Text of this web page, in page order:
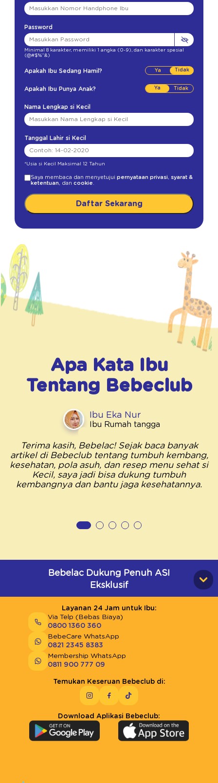
Password
Minimal 8 karakter, memiliki 1 angka (0-9) , dan karakter spesial
(@#$%^&)
Apakah Ibu Sedang Hamil? Tidak
Apakah Ibu Punya Anak? Ya
Nama Lengkap si Kecil
Tanggal Lahir si Kecil
*Usia si Kecil Maksimal 12 Tahun
Saya membaca dan menyetujui pernyataan privasi, syarat &
ketentuan, dan cookie.
Daftar Sekarang
Apa Kata Ibu
Tentang Bebeclub
Ibu Eka Nur
Ibu Rumah tangga
Terima kasih, Bebelac! Sejak baca banyak
artikel di Bebeclub tentang tumbuh kembang,
kesehatan, pola asuh, dan resep menu sehat si
Kecil, saya jadi bisa dukung tumbuh
kembangnya dan bantu jaga kesehatannya.
Bebelac Dukung Penuh ASI
Eksklusif
Layanan 24 Jam untuk Ibu:
Via Telp (Bebas Biaya)
0800 1360 360
BebeCare WhatsApp
0821 2345 8383
Membership WhatsApp
0811 900 777 09
Temukan Keseruan Bebeclub di:
Download Aplikasi Bebeclub: